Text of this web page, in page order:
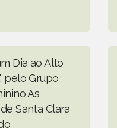
Dia ao Alto
pelo Grupo
As
Santa Clara